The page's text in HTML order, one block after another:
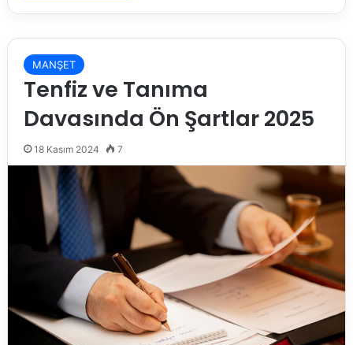
MANŞET
Tenfiz ve Tanıma
Davasında Ön Şartlar 2025
18 Kasım 2024 7